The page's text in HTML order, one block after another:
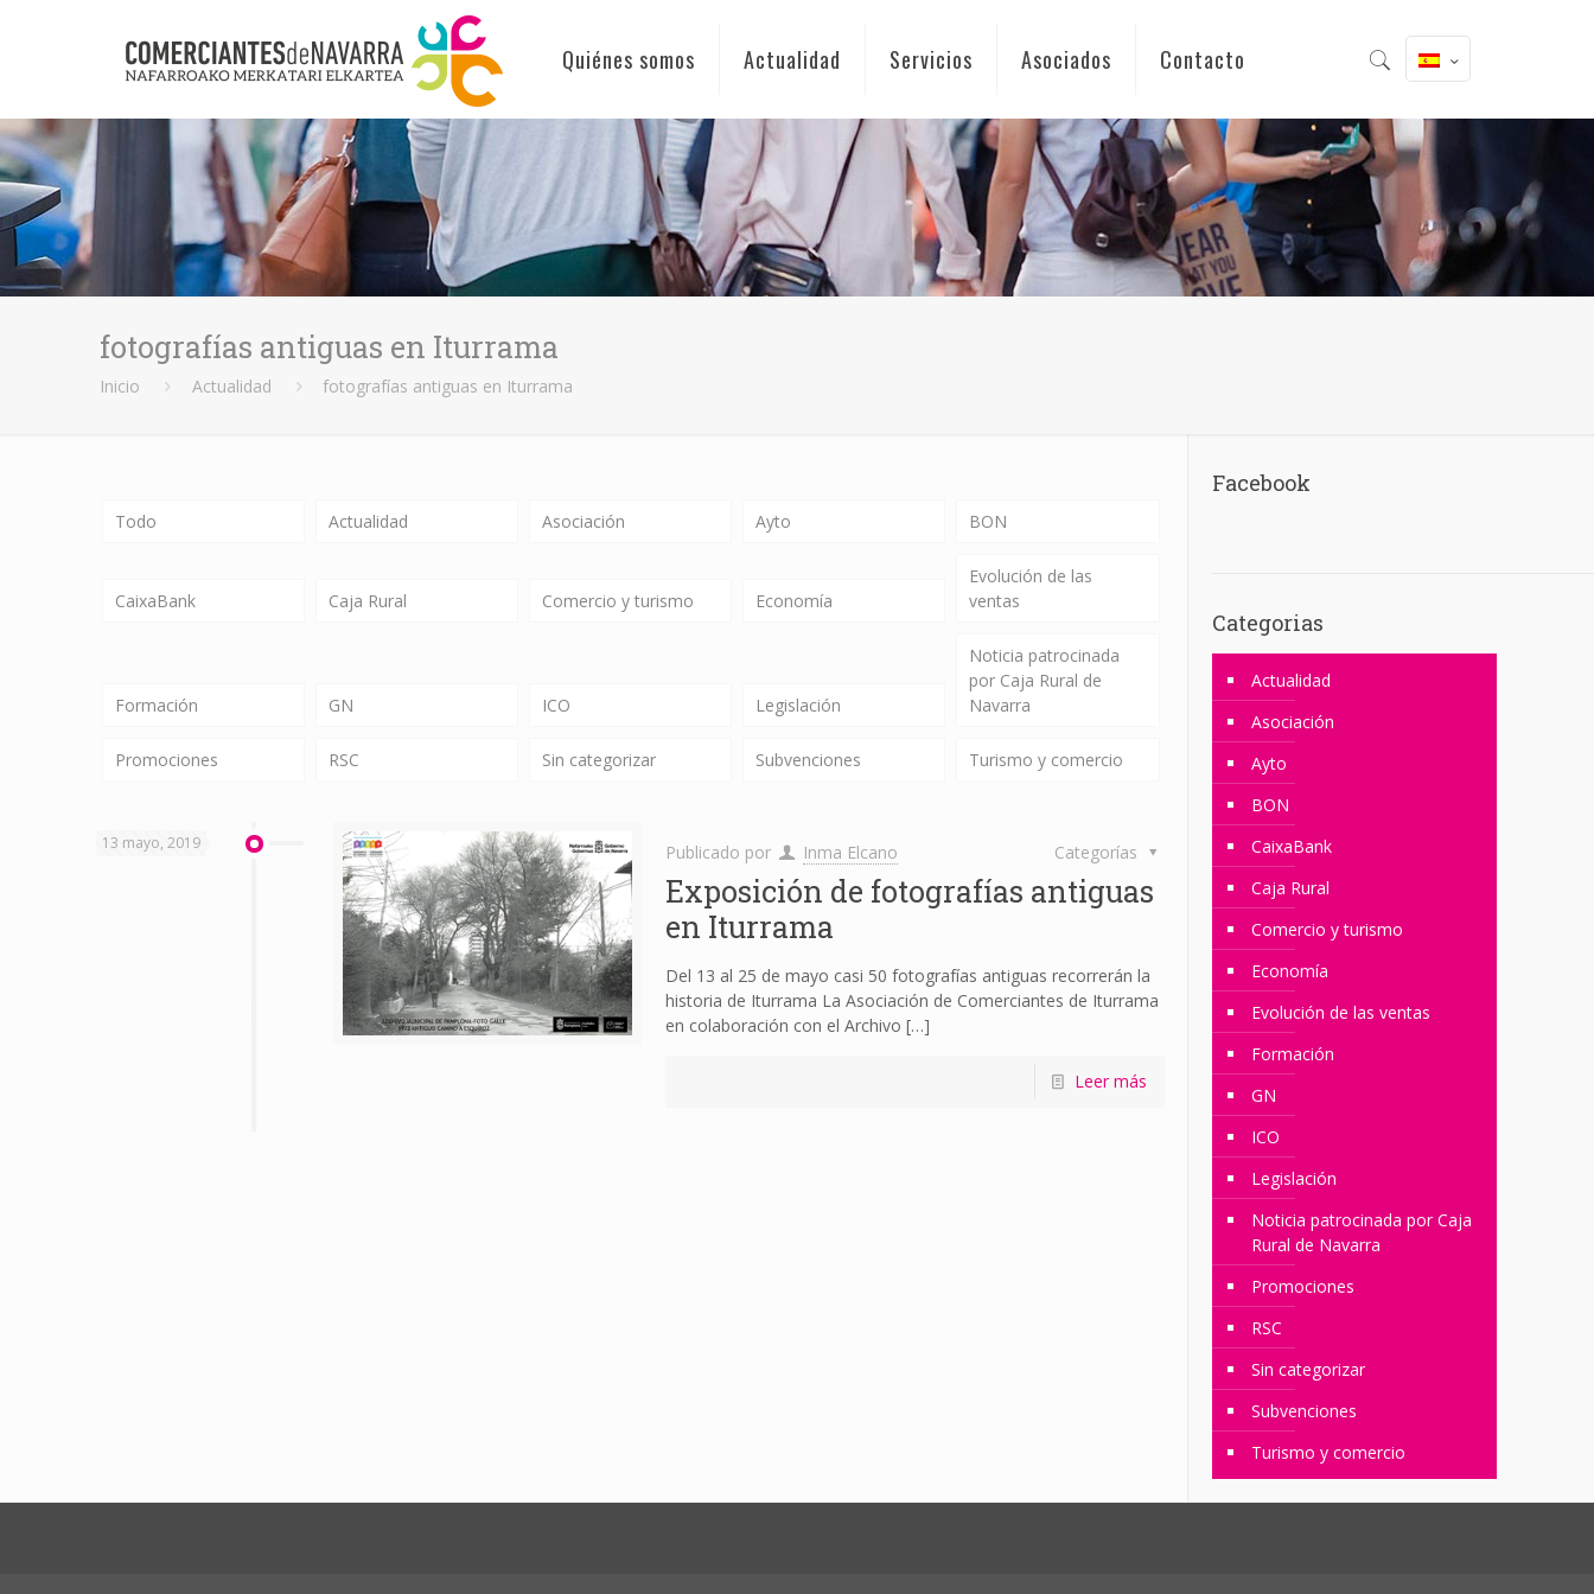
Quiénes somos Actualidad Servicios Asociados Contacto
fotografías antiguas en Iturrama
Inicio Actualidad fotografías antiguas en Iturrama
Todo Actualidad Asociación Ayto BON
CaixaBank Caja Rural Comercio y turismo Economía
Evolución de las
ventas
Formación GN ICO Legislación
Noticia patrocinada
por Caja Rural de
Navarra
Promociones RSC Sin categorizar Subvenciones Turismo y comercio
13 mayo, 2019 Publicado por Inma Elcano Categorías
Exposición de fotografías antiguas
en Iturrama
Del 13 al 25 de mayo casi 50 fotografías antiguas recorrerán la
historia de Iturrama La Asociación de Comerciantes de Iturrama
en colaboración con el Archivo […]
Leer más
Facebook
Categorias
Actualidad
Asociación
Ayto
BON
CaixaBank
Caja Rural
Comercio y turismo
Economía
Evolución de las ventas
Formación
GN
ICO
Legislación
Noticia patrocinada por Caja
Rural de Navarra
Promociones
RSC
Sin categorizar
Subvenciones
Turismo y comercio